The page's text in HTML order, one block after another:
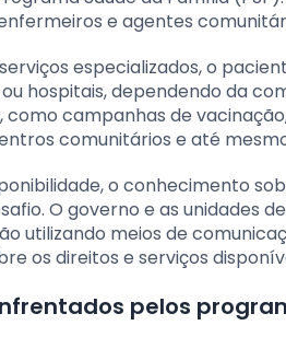
e agentes
especializados, o
hospitais, dependendo da
como campanhas de
comunitários e até
o conhecimento
O governo e as unidades
utilizando meios de
os direitos e serviços
pelos